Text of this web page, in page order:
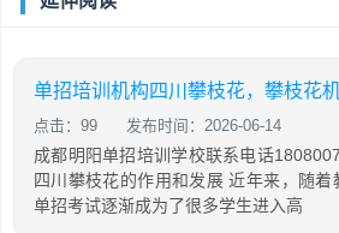
点击：99 发布时间：2026-06-14
成都明阳单招培训学校联系电话
四川攀枝花的作用和发展 近年来，随着
单招考试逐渐成为了很多学生进入高